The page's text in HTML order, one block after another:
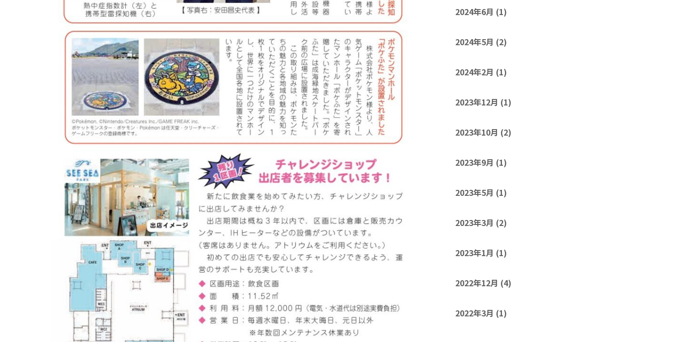
2024年6月 (1)
2024年5月 (2)
2024年2月 (1)
2023年12月 (1)
2023年10月 (2)
2023年9月 (1)
2023年5月 (1)
2023年3月 (2)
2023年1月 (1)
2022年12月 (4)
2022年3月 (1)